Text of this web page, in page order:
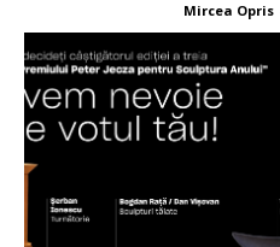
Mircea Opris